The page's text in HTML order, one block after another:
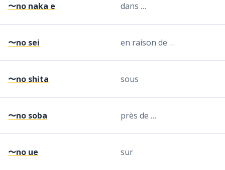
〜no naka e dans …
〜no sei en raison de …
〜no shita sous
〜no soba près de …
〜no ue sur